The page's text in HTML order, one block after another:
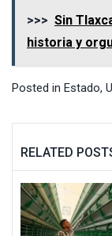
>>> Sin
historia y
Posted in Estado,
RELATED